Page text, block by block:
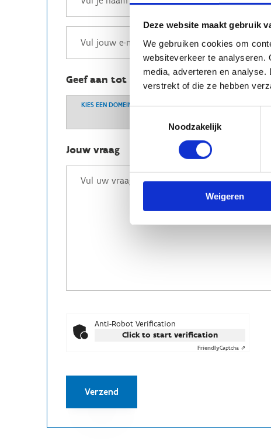
Deze website maakt gebruik
We gebruiken cookies om
websiteverkeer te analyseren.
media, adverteren en
verstrekt of die ze hebben
Noodzakelijk
Weigeren
Geef aan tot welk domein jouw vraag
KIES EEN DOMEIN
Jouw vraag
Anti-Robot Verification
Click to start verification
FriendlyCaptcha ⇗
Verzend